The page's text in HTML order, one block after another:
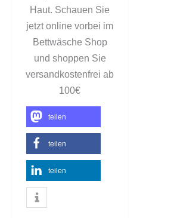
Haut. Schauen Sie
jetzt online vorbei im
Bettwäsche Shop
und shoppen Sie
versandkostenfrei ab
100€
teilen
teilen
teilen